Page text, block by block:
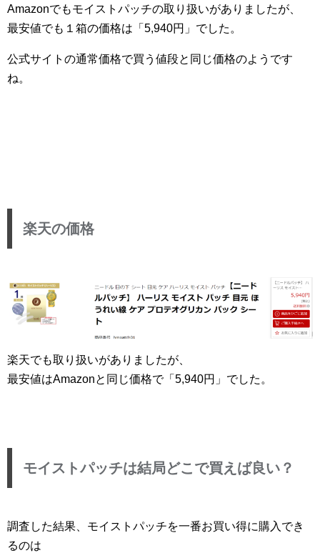
Amazonでもモイストパッチの取り扱いがありましたが、
最安値でも１箱の価格は「5,940円」でした。
公式サイトの通常価格で買う値段と同じ価格のようです
ね。
楽天の価格
楽天でも取り扱いがありましたが、
最安値はAmazonと同じ価格で「5,940円」でした。
モイストパッチは結局どこで買えば良い？
調査した結果、モイストパッチを一番お買い得に購入でき
るのは